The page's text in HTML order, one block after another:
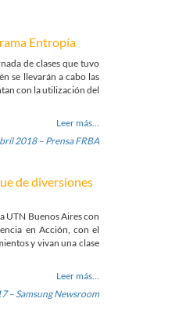
Entropía
de clases que tuvo
se llevarán a cabo las
con la utilización del
Leer más…
2018 – Prensa FRBA
de diversiones
UTN Buenos Aires con
en Acción, con el
y vivan una clase
Leer más…
– Samsung Newsroom